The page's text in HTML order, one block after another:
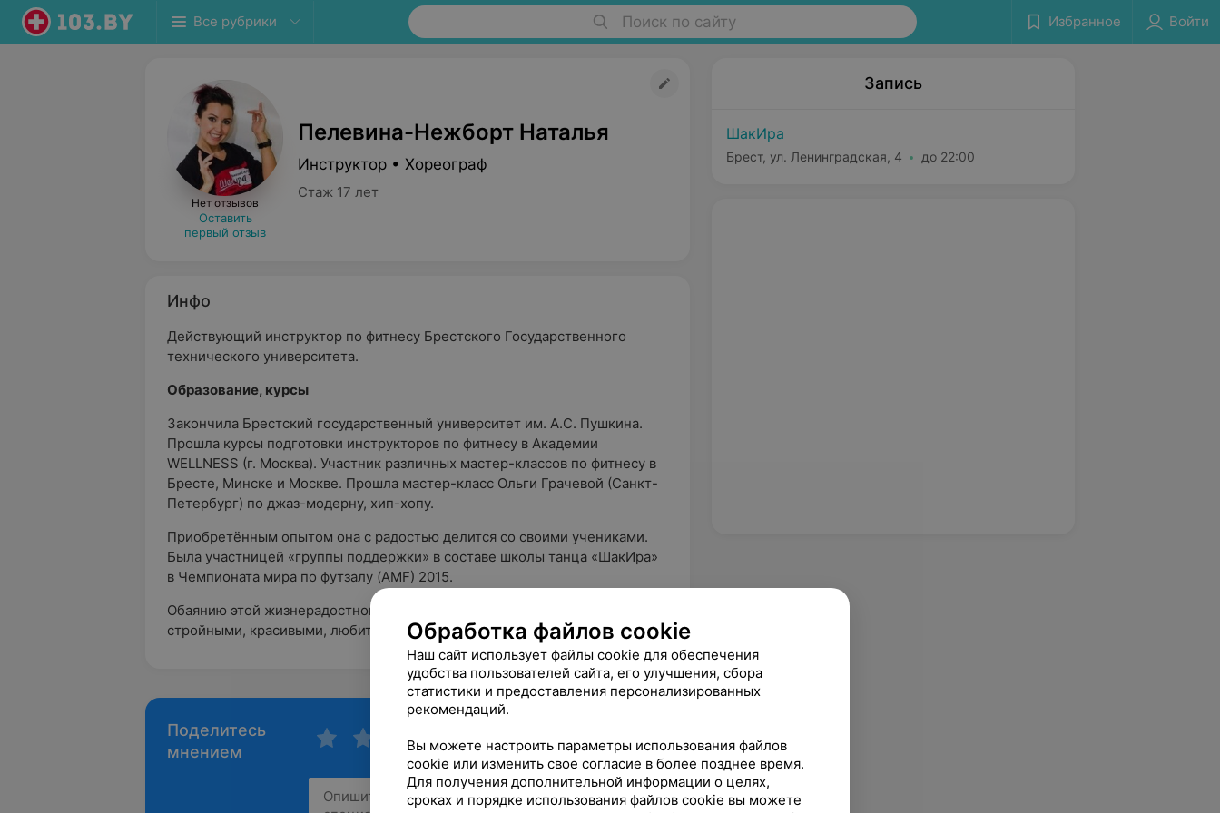
Все рубрики Поиск по сайту Избранное Войти
Нет отзывов
Оставить
первый отзыв
Пелевина-Нежборт Наталья
Инструктор • Хореограф
Стаж 17 лет
Инфо
Действующий инструктор по фитнесу Брестского Государственного
технического университета.
Образование, курсы
Закончила Брестский государственный университет им. А.С. Пушкина.
Прошла курсы подготовки инструкторов по фитнесу в Академии
WELLNESS (г. Москва). Участник различных мастер-классов по фитнесу в
Бресте, Минске и Москве. Прошла мастер-класс Ольги Грачевой (Санкт-
Петербург) по джаз-модерну, хип-хопу.
Приобретённым опытом она с радостью делится со своими учениками.
Была участницей «группы поддержки» в составе школы танца «ШакИра»
в Чемпионата мира по футзалу (AMF) 2015.
Обаянию этой жизнерадостной девушки нет границ! Она научит Вас быть
стройными, красивыми, любить жизнь, окружающих и саму себя!
Поделитесь
мнением
Запись
ШакИра
Брест, ул. Ленинградская, 4 до 22:00
Обработка файлов cookie
Наш сайт использует файлы cookie для обеспечения
удобства пользователей сайта, его улучшения, сбора
статистики и предоставления персонализированных
рекомендаций.
Вы можете настроить параметры использования файлов
cookie или изменить свое согласие в более позднее время.
Для получения дополнительной информации о целях,
сроках и порядке использования файлов cookie вы можете